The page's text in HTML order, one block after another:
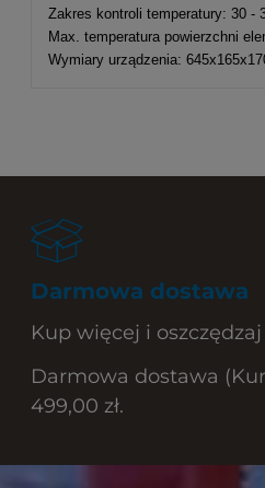
Zakres kontroli temperatury: 30 -
Max. temperatura powierzchni
Wymiary urządzenia:
Darmowa dostawa
Kup więcej i
Darmowa dostawa
499,00 zł.